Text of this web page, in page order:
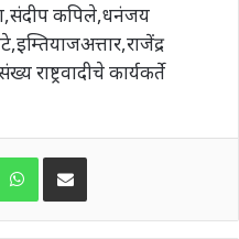
कपिले,धनंजय
कार्यकर्ते
WhatsAppShare via Email